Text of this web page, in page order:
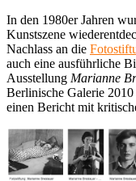
In den 1980er Jahren
Kunstszene
Nachlass an die
auch eine ausführliche
Ausstellung Marianne
Berlinische Galerie
einen Bericht mit